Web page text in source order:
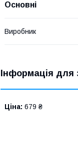
Основні
Виробник
Інформація
Ціна: 679 ₴